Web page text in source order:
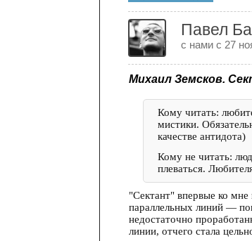
Павел
с нами с 27
Михаил Земсков.
Кому читать:
мистики.
качестве антидота)
Кому не читать:
плеваться.
"Сектант" впервые ко мне
параллельных линий —
недостаточно
линии, отчего стала